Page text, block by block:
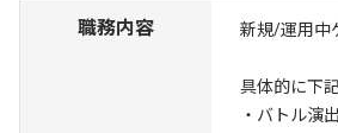
職務内容 新規/運用中
具体的に下
・バトル演